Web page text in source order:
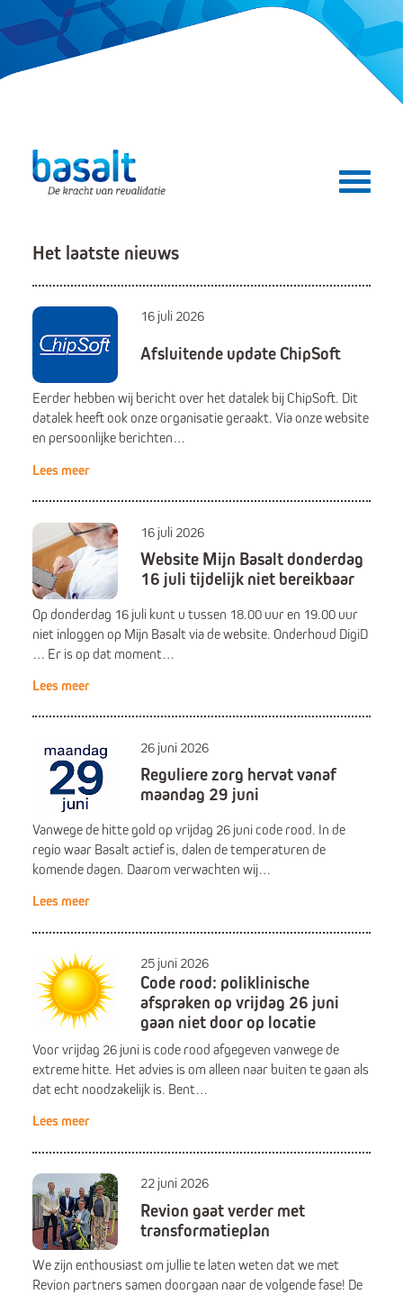
Direct naar de contentDirect naar de navigatie
Het laatste nieuws
16 juli 2026
Afsluitende update ChipSoft
Eerder hebben wij bericht over het datalek bij ChipSoft. Dit
datalek heeft ook onze organisatie geraakt. Via onze website
en persoonlijke berichten…
Lees meer
16 juli 2026
Website Mijn Basalt donderdag
16 juli tijdelijk niet bereikbaar
Op donderdag 16 juli kunt u tussen 18.00 uur en 19.00 uur
niet inloggen op Mijn Basalt via de website. Onderhoud DigiD
… Er is op dat moment…
Lees meer
26 juni 2026
Reguliere zorg hervat vanaf
maandag 29 juni
Vanwege de hitte gold op vrijdag 26 juni code rood. In de
regio waar Basalt actief is, dalen de temperaturen de
komende dagen. Daarom verwachten wij…
Lees meer
25 juni 2026
Code rood: poliklinische
afspraken op vrijdag 26 juni
gaan niet door op locatie
Voor vrijdag 26 juni is code rood afgegeven vanwege de
extreme hitte. Het advies is om alleen naar buiten te gaan als
dat echt noodzakelijk is. Bent…
Lees meer
22 juni 2026
Revion gaat verder met
transformatieplan
We zijn enthousiast om jullie te laten weten dat we met
Revion partners samen doorgaan naar de volgende fase! De